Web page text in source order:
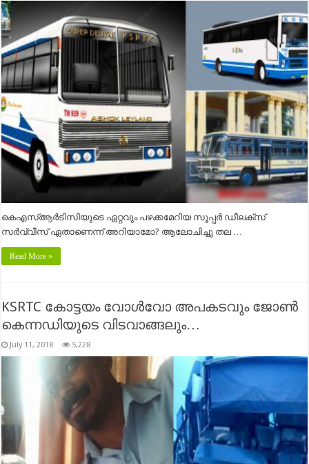
കെഎസ്ആർടിസിയുടെ ഏറ്റവും പഴക്കമേറിയ സൂപ്പർ ഡീലക്സ്
സർവ്വീസ് ഏതാണെന്ന് അറിയാമോ? ആലോചിച്ചു തല …
Read More »
KSRTC കോട്ടയം വോൾവോ അപകടവും ജോൺ
കെന്നഡിയുടെ വിടവാങ്ങലും…
July 11, 2018 5,228